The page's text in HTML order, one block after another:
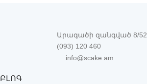
Արագածի զանգված 8/52
(093) 120 460
info@scake.am
ԲԼՈԳ